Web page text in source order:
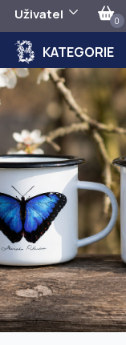
Uživatel 0
KATEGORIE